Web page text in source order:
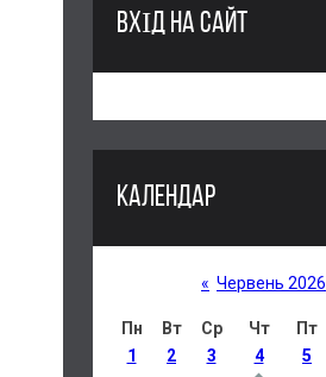
ВХІД НА САЙТ
КАЛЕНДАР
« Червень 2026
Пн Вт Ср Чт Пт
1
2 3 4 5